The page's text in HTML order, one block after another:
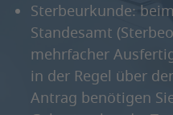
Sterbeurkunde:
Standesamt
mehrfacher
in der Regel über
Antrag benötigen